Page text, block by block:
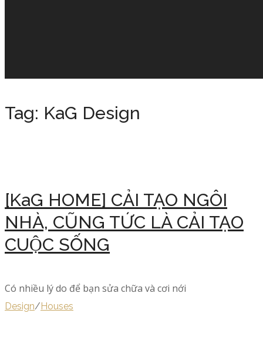
Tag: KaG Design
[KaG HOME] CẢI TẠO NGÔI
NHÀ, CŨNG TỨC LÀ CẢI TẠO
CUỘC SỐNG
Có nhiều lý do để bạn sửa chữa và cơi nới
Design/Houses